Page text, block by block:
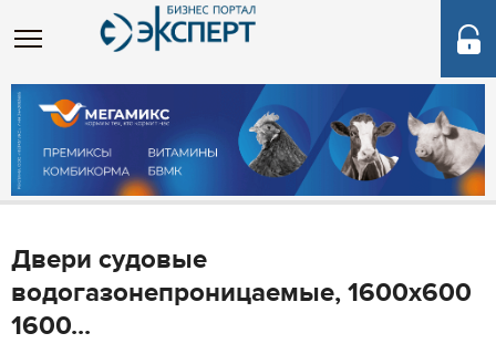
Двери судовые
водогазонепроницаемые, 1600х600
1600...